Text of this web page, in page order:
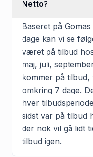
Netto?
Baseret på
dage kan vi se
været på tilbud
maj, juli,
kommer på tilbud,
omkring 7 dage.
hver
sidst var på tilbud
der nok vil gå lidt
tilbud igen.